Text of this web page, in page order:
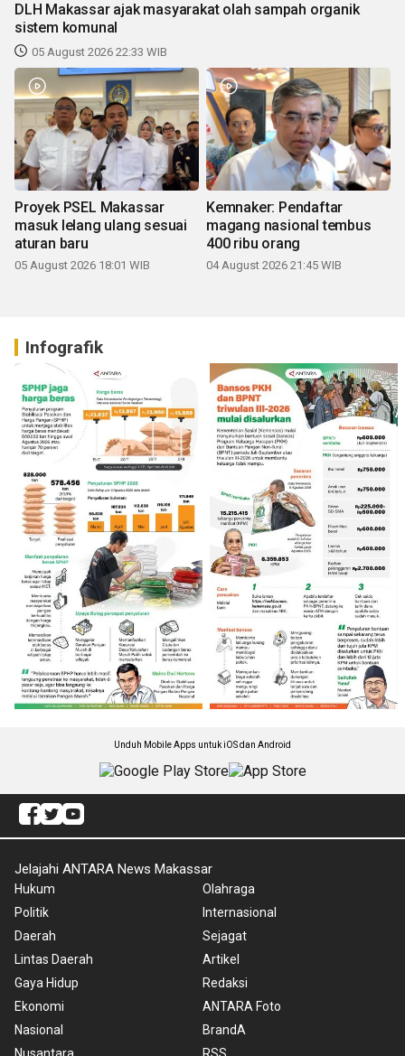
DLH Makassar ajak masyarakat olah sampah organik
sistem komunal
05 August 2026 22:33 WIB
Proyek PSEL Makassar
masuk lelang ulang sesuai
aturan baru
05 August 2026 18:01 WIB
Kemnaker: Pendaftar
magang nasional tembus
400 ribu orang
04 August 2026 21:45 WIB
Infografik
Unduh Mobile Apps untuk iOS dan Android
Jelajahi ANTARA News Makassar
Hukum
Politik
Daerah
Lintas Daerah
Gaya Hidup
Ekonomi
Nasional
Olahraga
Internasional
Sejagat
Artikel
Redaksi
ANTARA Foto
BrandA